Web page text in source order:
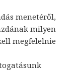
menetéről,
milyen
megfelelnie.